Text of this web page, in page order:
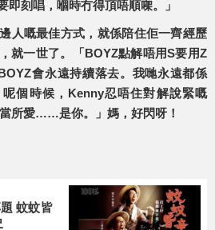
即刻唱，嗰時冇得頂唔順㗎。」
人嘅最佳方式，就係陪住佢一齊經歷
就一世了。「BOYZ點解唔用S要用Z
會永遠持續落去。我哋永遠都係
個時候，Kenny忍唔住對解說緊嘅
所愛……是你。」媽，好閃呀！
題 蚊蚊皆